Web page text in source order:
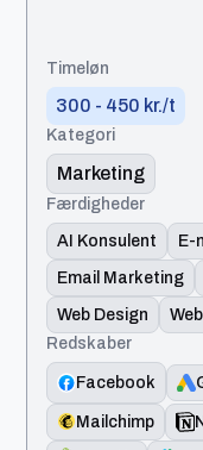
Timeløn
300 - 450 kr./t
Kategori
Marketing
Færdigheder
AI Konsulent
E-
Email Marketing
Web Design
Redskaber
Facebook
Mailchimp